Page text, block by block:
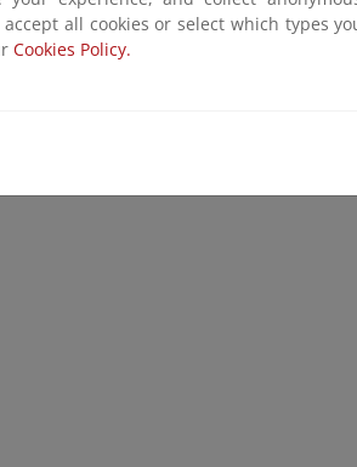
all cookies or select which types
Cookies Policy.